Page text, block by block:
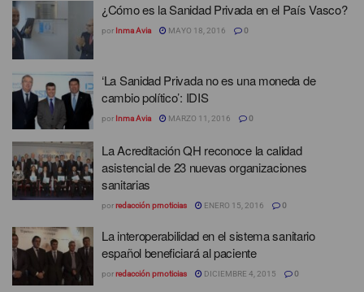
¿Cómo es la Sanidad Privada en el País Vasco?
por Inma Avia MAYO 18, 2016 0
‘La Sanidad Privada no es una moneda de
cambio político’: IDIS
por Inma Avia MARZO 11, 2016 0
La Acreditación QH reconoce la calidad
asistencial de 23 nuevas organizaciones
sanitarias
porredacción prnoticias ENERO 15, 2016 0
La interoperabilidad en el sistema sanitario
español beneficiará al paciente
porredacción prnoticias DICIEMBRE 4, 2015 0